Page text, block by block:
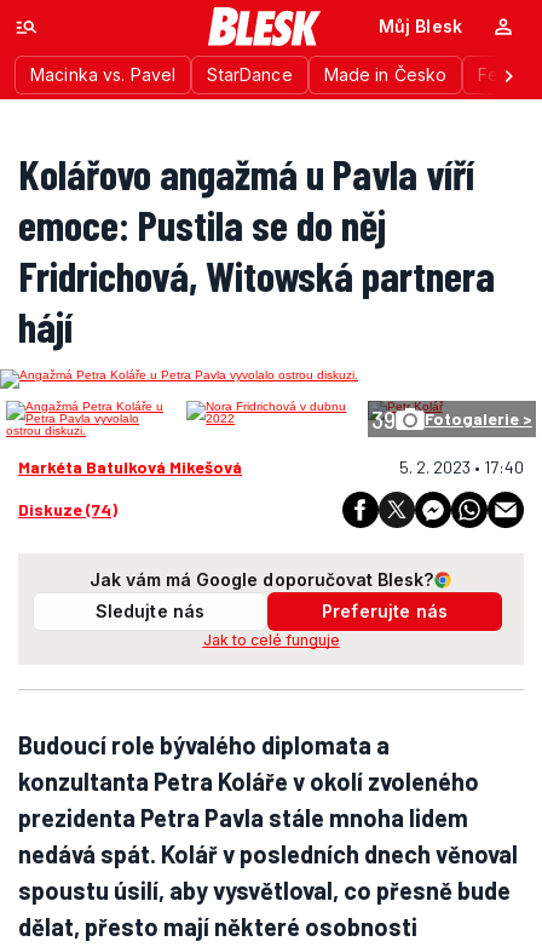
Macinka vs. Pavel StarDance Made in Česko
Můj Blesk
Kolářovo angažmá u Pavla víří
emoce: Pustila se do něj
Fridrichová, Witowská partnera
hájí
39 Fotogalerie >
Markéta Batulková Mikešová 5. 2. 2023 • 17:40
Diskuze (74)
Jak vám má Google doporučovat Blesk?
Sledujte nás
Preferujte nás
Jak to celé funguje
Budoucí role bývalého diplomata a
konzultanta Petra Koláře v okolí zvoleného
prezidenta Petra Pavla stále mnoha lidem
nedává spát. Kolář v posledních dnech věnoval
spoustu úsilí, aby vysvětloval, co přesně bude
dělat, přesto mají některé osobnosti